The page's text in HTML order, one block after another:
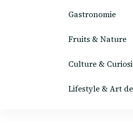
Gastronomie
Fruits & Nature
Culture &
Lifestyle & Art